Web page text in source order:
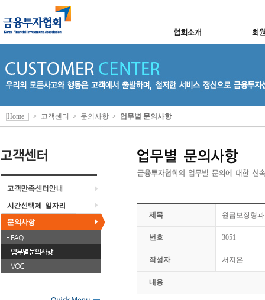
FAQ
업무별 문의사항
VOC
Home > 고객센터 > 문의사항 > 업무별 문의사항
제목 원금보장형
번호 3051
작성자 서지은
내용